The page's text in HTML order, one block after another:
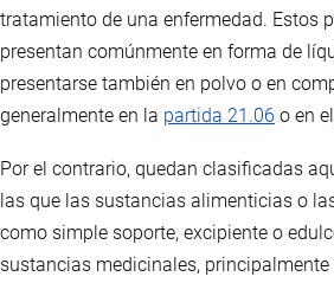
tratamiento de una enfermedad. Estos
presentan comúnmente en forma de
presentarse también en polvo o en
generalmente en la partida 21.06 o en el
Por el contrario, quedan clasificadas
las que las sustancias alimenticias o
como simple soporte, excipiente o
sustancias medicinales,